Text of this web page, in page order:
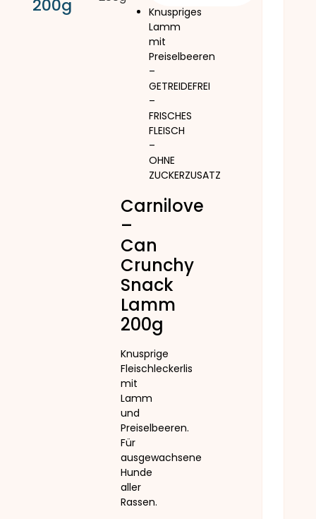
200g
Knuspriges
Lamm
mit
Preiselbeeren
–
GETREIDEFREI
–
FRISCHES
FLEISCH
–
OHNE
ZUCKERZUSATZ
Carnilove
–
Can
Crunchy
Snack
Lamm
200g
Knusprige
Fleischleckerlis
mit
Lamm
und
Preiselbeeren.
Für
ausgewachsene
Hunde
aller
Rassen.